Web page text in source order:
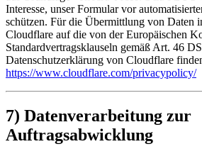
Interesse, unser Formular vor
schützen. Für die Übermittlung von Daten
Cloudflare auf die von der Europäischen
Standardvertragsklauseln gemäß Art. 46
Datenschutzerklärung von Cloudflare
https://www.cloudflare.com/privacypolicy/
7) Datenverarbeitung zur
Auftragsabwicklung